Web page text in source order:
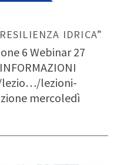
IDRICA”
6 Webinar 27
lezio…/lezioni-
mercoledì